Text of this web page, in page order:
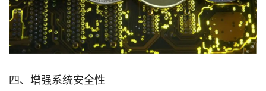
四、增强系统安全性